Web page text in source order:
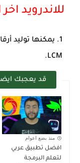
للاندرويد اخر اصدار 2023
LCM.
قد يعجبك
منذ بضع اعوام
افضل تطبيق عربي
لتعلم البرمجة